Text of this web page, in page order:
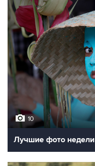
10
Лучшие фото недели